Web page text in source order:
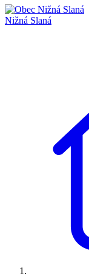
Nižná Slaná